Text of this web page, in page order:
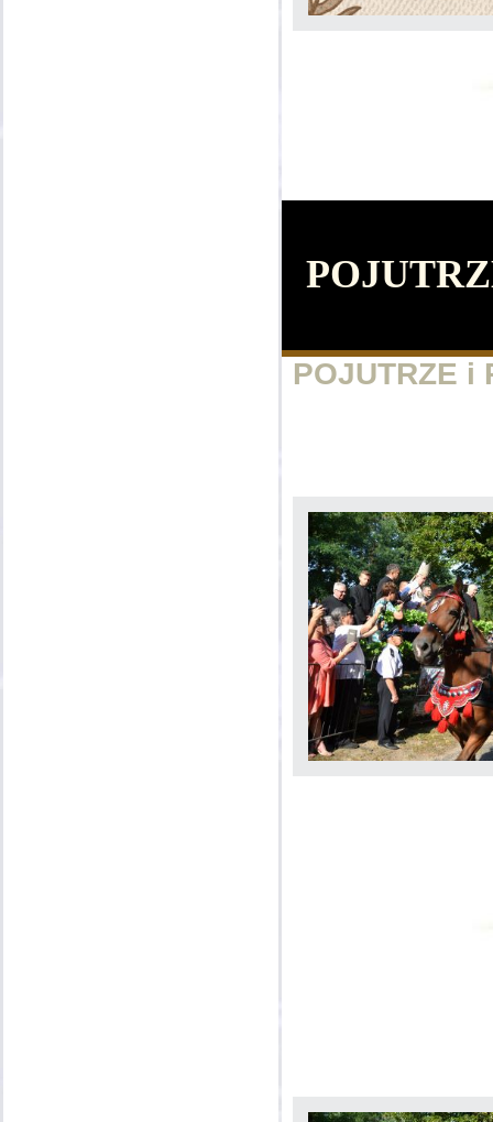
POJUTRZE i